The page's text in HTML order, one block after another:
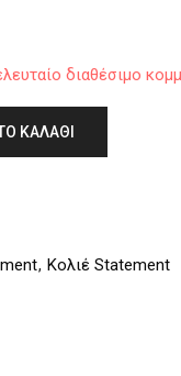
διαθέσιμο
ΚΑΛΆΘΙ
, Κολιέ Statement